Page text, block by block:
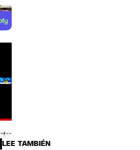
LEE TAMBIÉN